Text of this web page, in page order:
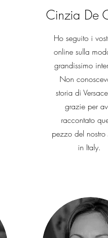
Cinzia De
Ho seguito i
online sulla
grandissimo
Non
storia di
grazie per
raccontato
pezzo del
in Italy.